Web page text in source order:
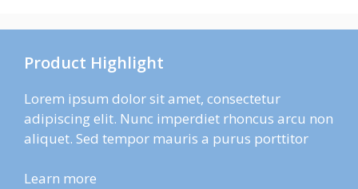
Product Highlight
Lorem ipsum dolor sit amet, consectetur
adipiscing elit. Nunc imperdiet rhoncus arcu non
aliquet. Sed tempor mauris a purus porttitor
Learn more